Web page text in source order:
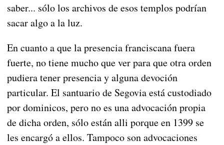
saber... sólo los archivos de esos templos podrían
sacar algo a la luz.
En cuanto a que la presencia franciscana fuera
fuerte, no tiene mucho que ver para que otra orden
pudiera tener presencia y alguna devoción
particular. El santuario de Segovia está custodiado
por dominicos, pero no es una advocación propia
de dicha orden, sólo están alli porque en 1399 se
les encargó a ellos. Tampoco son advocaciones